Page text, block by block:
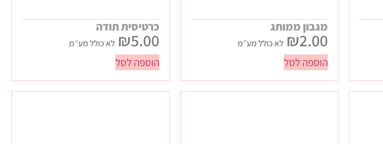
מגבון ממותג
₪2.00 לא כולל מע״מ
הוספה לסל
כרטיסית תודה
₪5.00 לא כולל מע״מ
הוספה לסל